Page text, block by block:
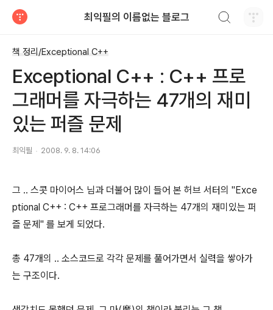
최익필의 이름없는 블로그
책 정리/Exceptional C++
Exceptional C++ : C++ 프로
그래머를 자극하는 47개의 재미
있는 퍼즐 문제
최익필 2008. 9. 8. 14:06
그 .. 스콧 마이어스 님과 더불어 많이 들어 본 허브 서터의 "Exce
ptional C++ : C++ 프로그래머를 자극하는 47개의 재미있는 퍼
즐 문제" 를 보게 되었다.
총 47개의 .. 소스코드로 각각 문제를 풀어가면서 실력을 쌓아가
는 구조이다.